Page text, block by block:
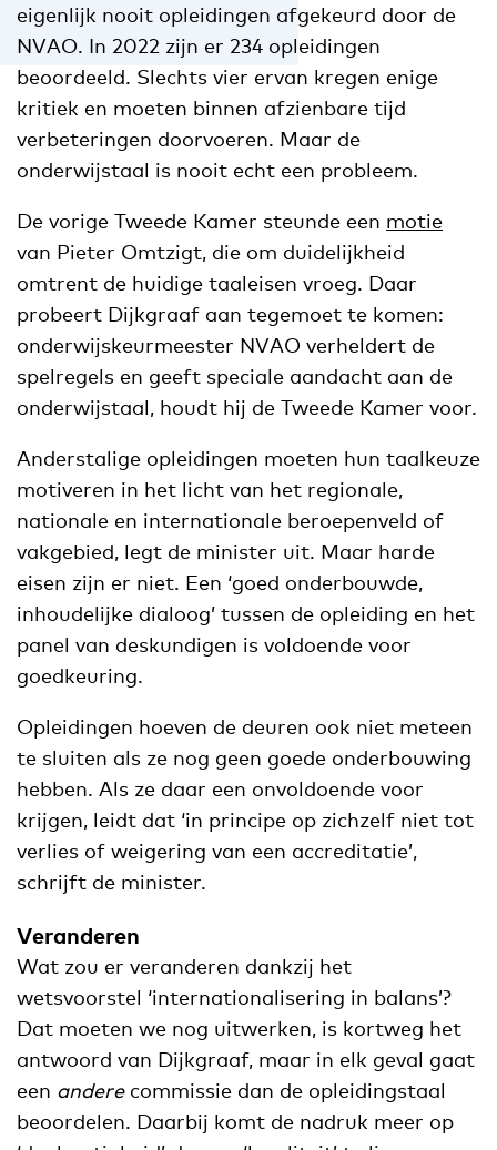
eigenlijk nooit opleidingen afgekeurd door de
NVAO. In 2022 zijn er 234 opleidingen
beoordeeld. Slechts vier ervan kregen enige
kritiek en moeten binnen afzienbare tijd
verbeteringen doorvoeren. Maar de
onderwijstaal is nooit echt een probleem.
De vorige Tweede Kamer steunde een motie
van Pieter Omtzigt, die om duidelijkheid
omtrent de huidige taaleisen vroeg. Daar
probeert Dijkgraaf aan tegemoet te komen:
onderwijskeurmeester NVAO verheldert de
spelregels en geeft speciale aandacht aan de
onderwijstaal, houdt hij de Tweede Kamer voor.
Anderstalige opleidingen moeten hun taalkeuze
motiveren in het licht van het regionale,
nationale en internationale beroepenveld of
vakgebied, legt de minister uit. Maar harde
eisen zijn er niet. Een ‘goed onderbouwde,
inhoudelijke dialoog’ tussen de opleiding en het
panel van deskundigen is voldoende voor
goedkeuring.
Opleidingen hoeven de deuren ook niet meteen
te sluiten als ze nog geen goede onderbouwing
hebben. Als ze daar een onvoldoende voor
krijgen, leidt dat ‘in principe op zichzelf niet tot
verlies of weigering van een accreditatie’,
schrijft de minister.
Veranderen
Wat zou er veranderen dankzij het
wetsvoorstel ‘internationalisering in balans’?
Dat moeten we nog uitwerken, is kortweg het
antwoord van Dijkgraaf, maar in elk geval gaat
een anderecommissie dan de opleidingstaal
beoordelen. Daarbij komt de nadruk meer op